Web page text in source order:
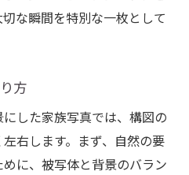
な瞬間を特別な一枚として
方
した家族写真では、構図の
右します。まず、自然の要
に、被写体と背景のバラン